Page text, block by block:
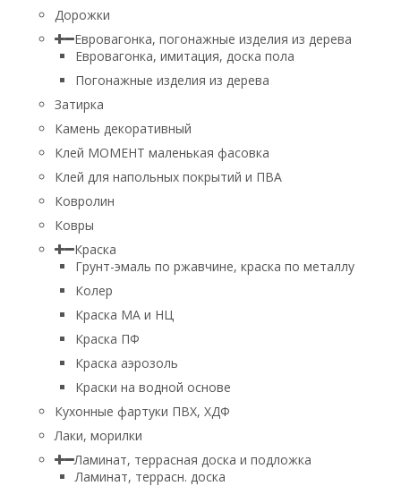
Дорожки
Евровагонка, погонажные изделия из дерева
Евровагонка, имитация, доска пола
Погонажные изделия из дерева
Затирка
Камень декоративный
Клей МОМЕНТ маленькая фасовка
Клей для напольных покрытий и ПВА
Ковролин
Ковры
Краска
Грунт-эмаль по ржавчине, краска по металлу
Колер
Краска МА и НЦ
Краска ПФ
Краска аэрозоль
Краски на водной основе
Кухонные фартуки ПВХ, ХДФ
Лаки, морилки
Ламинат, террасная доска и подложка
Ламинат, террасн. доска